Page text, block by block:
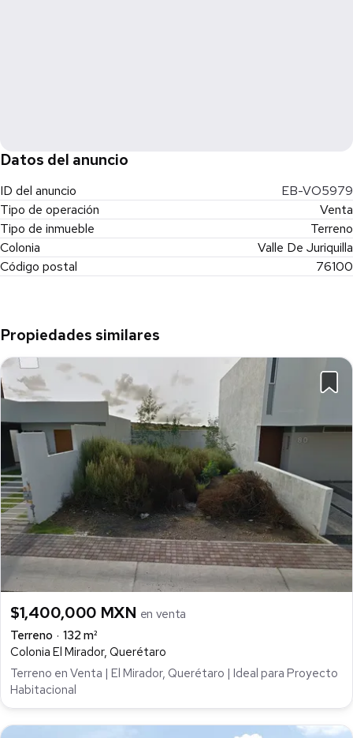
Datos del anuncio
ID del anuncio
EB-VO5979
Tipo de operación
Venta
Tipo de inmueble
Terreno
Colonia
Valle De Juriquilla
Código postal
76100
Propiedades similares
$1,400,000 MXN en venta
Terreno
132 m²
Colonia El Mirador, Querétaro
Terreno en Venta | El Mirador, Querétaro | Ideal para Proyecto
Habitacional